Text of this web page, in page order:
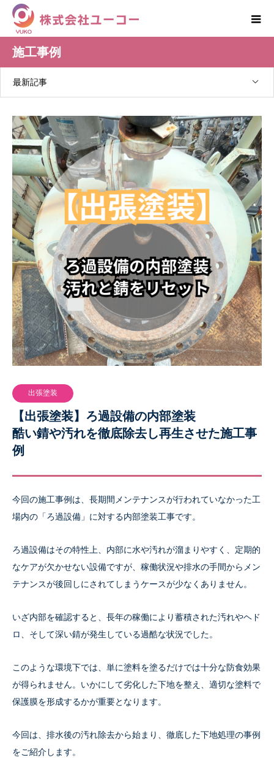
施工事例
最新記事
出張塗装
【出張塗装】ろ過設備の内部塗装
酷い錆や汚れを徹底除去し再生させた施工事
例
今回の施工事例は、長期間メンテナンスが行われていなかった工
場内の「ろ過設備」に対する内部塗装工事です。
ろ過設備はその特性上、内部に水や汚れが溜まりやすく、定期的
なケアが欠かせない設備ですが、稼働状況や排水の手間からメン
テナンスが後回しにされてしまうケースが少なくありません。
いざ内部を確認すると、長年の稼働により蓄積された汚れやヘド
ロ、そして深い錆が発生している過酷な状況でした。
このような環境下では、単に塗料を塗るだけでは十分な防食効果
が得られません。いかにして劣化した下地を整え、適切な塗料で
保護膜を形成するかが重要となります。
今回は、排水後の汚れ除去から始まり、徹底した下地処理の事例
をご紹介します。